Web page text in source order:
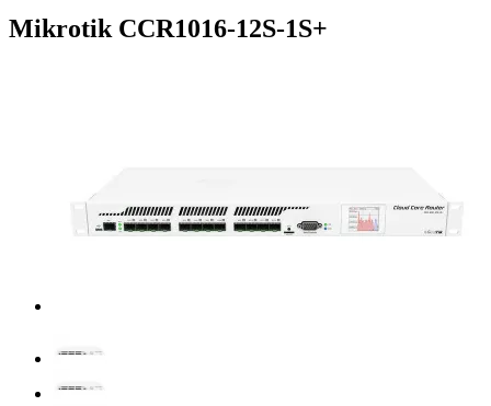
Mikrotik CCR1016-12S-1S+